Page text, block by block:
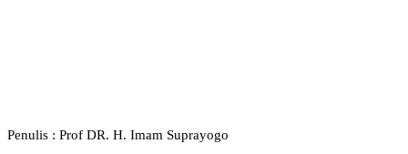
Penulis : Prof DR. H. Imam Suprayogo